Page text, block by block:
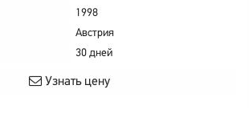
1998
Австрия
30 дней
Узнать цену